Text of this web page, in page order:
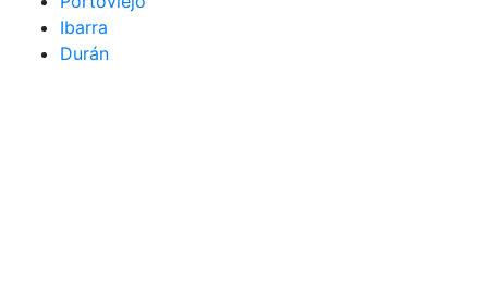
Ibarra
Durán